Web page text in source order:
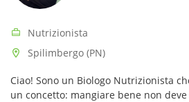
Nutrizionista
Spilimbergo (PN)
Ciao! Sono un Biologo Nutrizionista
un concetto: mangiare bene non